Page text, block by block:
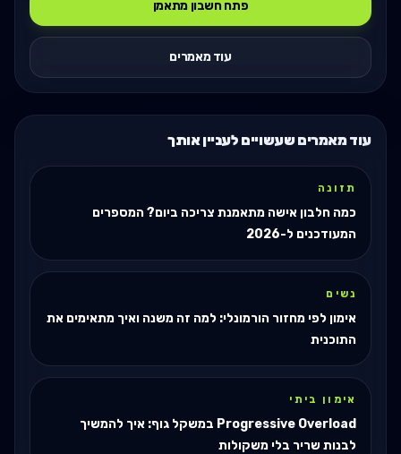
פתח חשבון מתאמן
עוד מאמרים
עוד מאמרים שעשויים לעניין אותך
תזונה
כמה חלבון אישה מתאמנת צריכה ביום? המספרים
המעודכנים ל-2026
נשים
אימון לפי מחזור הורמונלי: למה זה משנה ואיך מתאימים את
התוכנית
אימון ביתי
Progressive Overload במשקל גוף: איך להמשיך
לבנות שריר בלי משקולות